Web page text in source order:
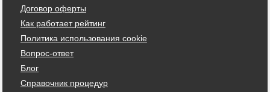
Договор оферты
Как работает рейтинг
Политика использования cookie
Вопрос-ответ
Блог
Справочник процедур